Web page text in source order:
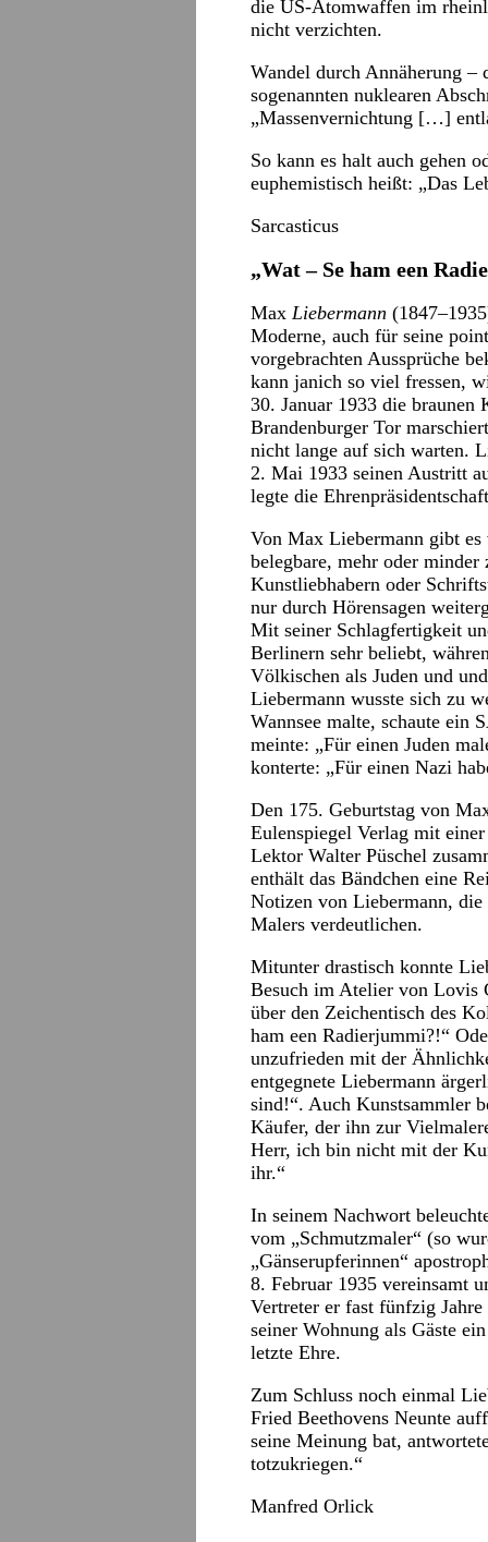
die US-Atomwaffen im
nicht verzichten.
Wandel durch Annäherung –
sogenannten nuklearen
„Massenvernichtung […]
So kann es halt auch gehen
euphemistisch heißt: „Das
Sarcasticus
„Wat – Se ham een
Max Liebermann
Moderne, auch für seine
vorgebrachten Aussprüche
kann janich so viel fressen,
30. Januar 1933 die braunen
Brandenburger Tor
nicht lange auf sich warten.
2. Mai 1933 seinen Austritt
legte die
Von Max Liebermann gibt
belegbare, mehr oder
Kunstliebhabern oder
nur durch Hörensagen
Mit seiner Schlagfertigkeit
Berlinern sehr beliebt,
Völkischen als Juden und
Liebermann wusste sich zu
Wannsee malte, schaute ein
meinte: „Für einen Juden
konterte: „Für einen Nazi
Den 175. Geburtstag von
Eulenspiegel Verlag mit
Lektor Walter Püschel
enthält das Bändchen eine
Notizen von Liebermann, die
Malers verdeutlichen.
Mitunter drastisch konnte
Besuch im Atelier von Lovis
über den Zeichentisch des
ham een Radierjummi?!“
unzufrieden mit der
entgegnete Liebermann
sind!“. Auch Kunstsammler
Käufer, der ihn zur
Herr, ich bin nicht mit der
ihr.“
In seinem Nachwort
vom „Schmutzmaler“ (so
„Gänserupferinnen“
8. Februar 1935 vereinsamt
Vertreter er fast fünfzig
seiner Wohnung als Gäste
letzte Ehre.
Zum Schluss noch einmal
Fried Beethovens Neunte
seine Meinung bat,
totzukriegen.“
Manfred Orlick